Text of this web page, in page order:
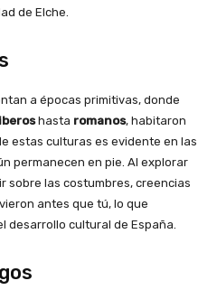
de Elche.
a épocas primitivas, donde
iberoshasta romanos, habitaron
estas culturas es evidente en las
permanecen en pie. Al explorar
sobre las costumbres, creencias
antes que tú, lo que
desarrollo cultural de España.